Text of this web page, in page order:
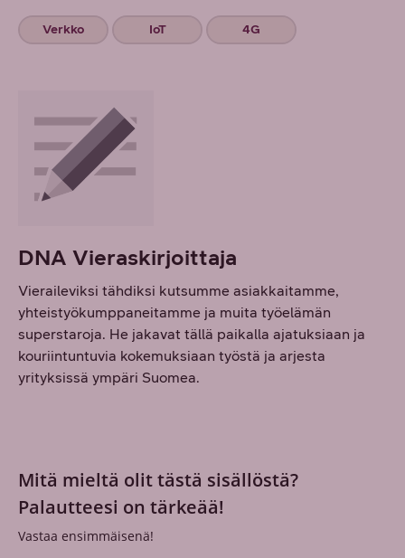
Verkko IoT 4G
DNA Vieraskirjoittaja
Vieraileviksi tähdiksi kutsumme asiakkaitamme,
yhteistyökumppaneitamme ja muita työelämän
superstaroja. He jakavat tällä paikalla ajatuksiaan ja
kouriintuntuvia kokemuksiaan työstä ja arjesta
yrityksissä ympäri Suomea.
Mitä mieltä olit tästä sisällöstä?
Palautteesi on tärkeää!
Vastaa ensimmäisenä!